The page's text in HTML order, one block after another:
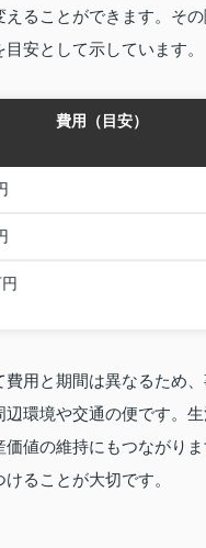
ることができます。そ
安として示しています。
費用（目安）
用と期間は異なるため
環境や交通の便です。
値の維持にもつながり
ることが大切です。